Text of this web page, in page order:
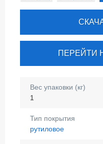
ПЕРЕЙТИ
Вес упаковки (кг)
1
Тип покрытия
рутиловое